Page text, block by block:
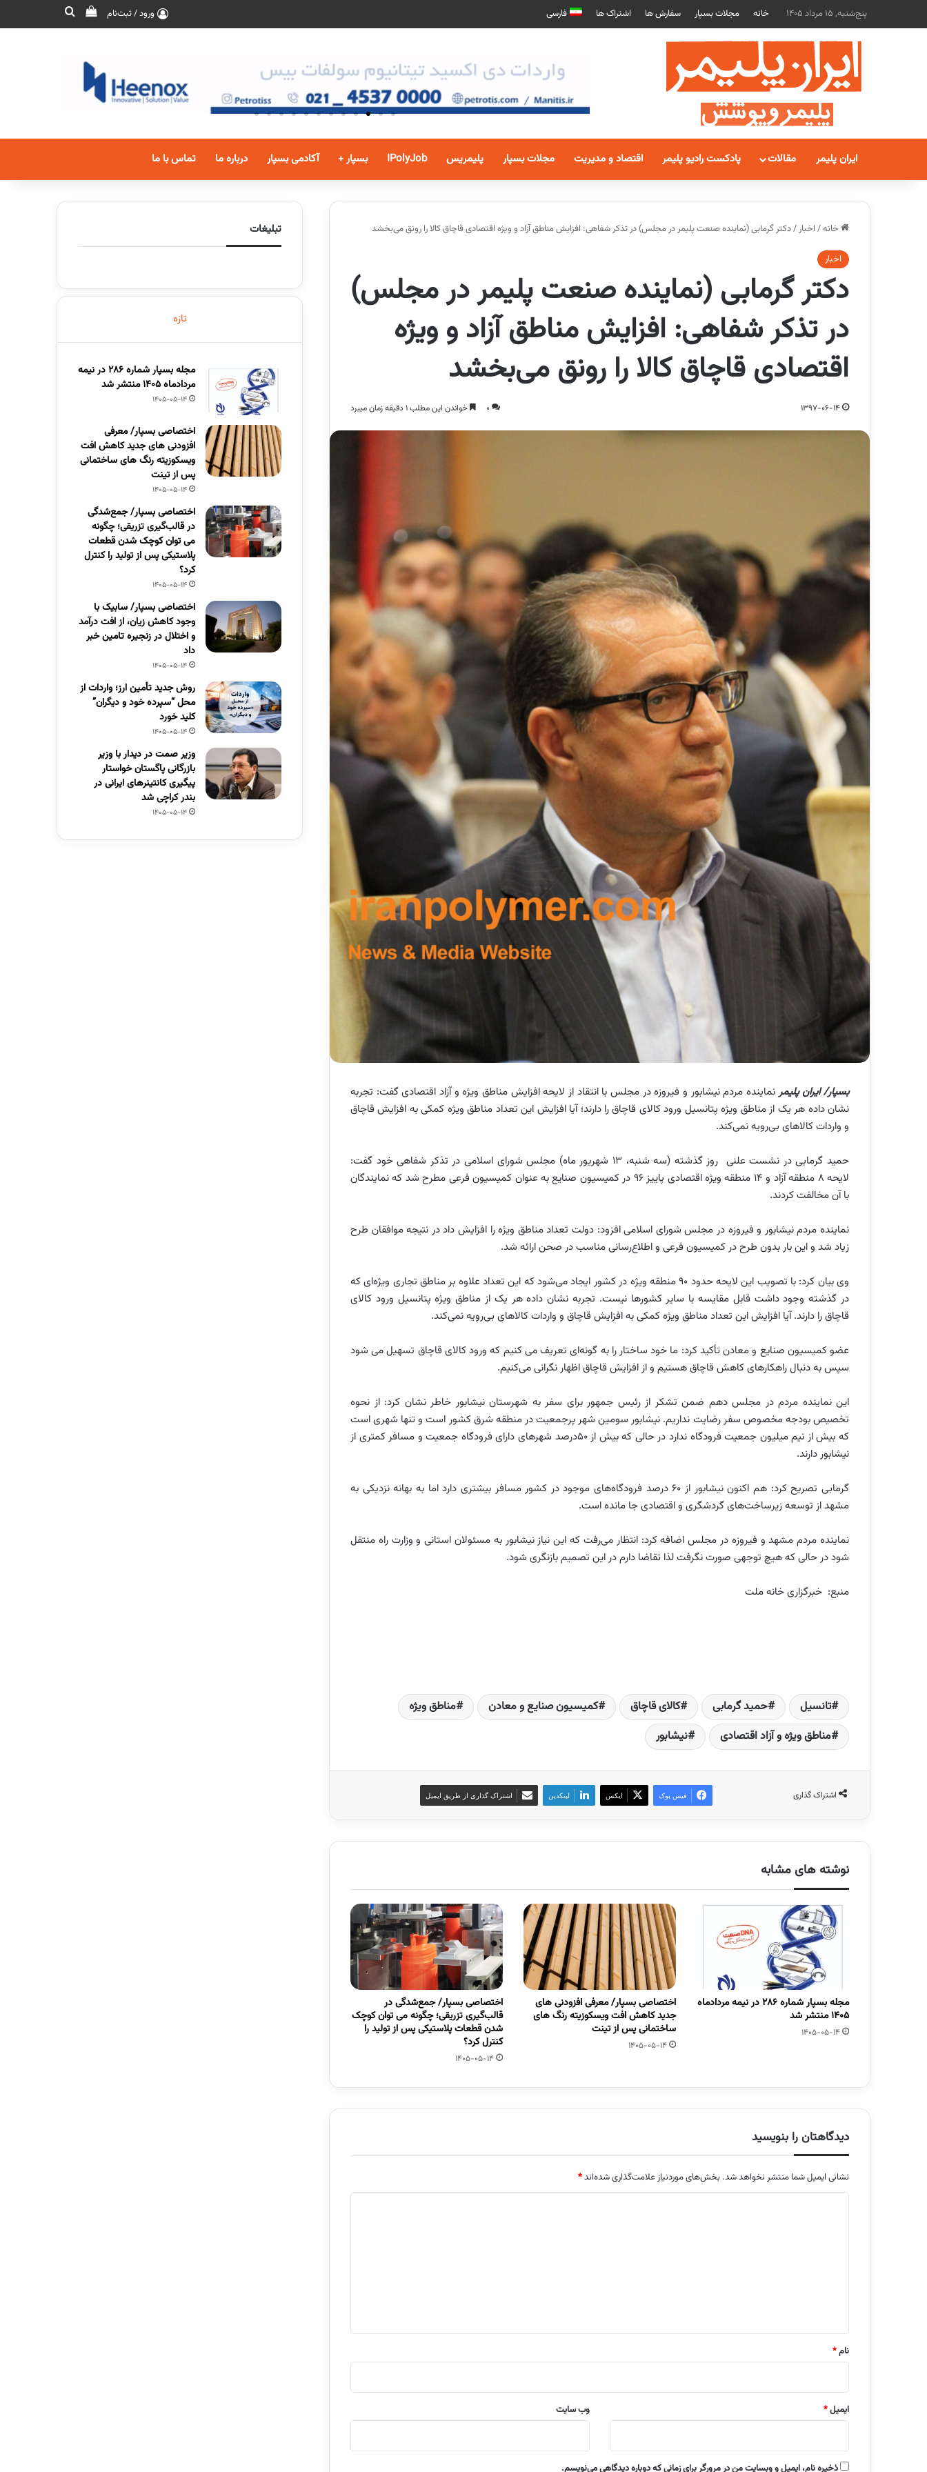
پنج‌شنبه, 15 مرداد 1405 خانه مجلات بسپار سفارش ها اشتراک ها فارسی ورود / ثبت‌نام
ایران پلیمر مقالات پادکست رادیو پلیمر اقتصاد و مدیریت مجلات بسپار پلیمریس IPolyJob بسپار + آکادمی بسپار درباره ما تماس با ما
خانه/ اخبار/دکتر گرمابی (نماینده صنعت پلیمر در مجلس) در تذکر شفاهی: افزایش مناطق آزاد و ویژه اقتصادی قاچاق کالا را رونق می‌بخشد
اخبار
دکتر گرمابی (نماینده صنعت پلیمر در مجلس)
در تذکر شفاهی: افزایش مناطق آزاد و ویژه
اقتصادی قاچاق کالا را رونق می‌بخشد
1397-06-14
0 خواندن این مطلب 1 دقیقه زمان میبرد
بسپار/ ایران پلیمرنماینده مردم نیشابور و فیروزه در مجلس با انتقاد از لایحه افزایش مناطق ویژه و آزاد اقتصادی گفت: تجربه
نشان داده هر یک از مناطق ویژه پتانسیل ورود کالای قاچاق را دارند؛ آیا افزایش این تعداد مناطق ویژه کمکی به افزایش قاچاق
و واردات کالاهای بی‌رویه نمی‌کند.
حمید گرمابی در نشست علنی روز گذشته (سه شنبه، 13 شهریور ماه) مجلس شورای اسلامی در تذکر شفاهی خود گفت:
لایحه 8 منطقه آزاد و 14 منطقه ویژه اقتصادی پاییز 96 در کمیسیون صنایع به عنوان کمیسیون فرعی مطرح شد که نمایندگان
با آن مخالفت کردند.
نماینده مردم نیشابور و فیروزه در مجلس شورای اسلامی افزود: دولت تعداد مناطق ویژه را افزایش داد در نتیجه موافقان طرح
زیاد شد و این بار بدون طرح در کمیسیون فرعی و اطلاع‌رسانی مناسب در صحن ارائه شد.
وی بیان کرد: با تصویب این لایحه حدود 90 منطقه ویژه در کشور ایجاد می‌شود که این تعداد علاوه بر مناطق تجاری ویژه‌ای که
در گذشته وجود داشت قابل مقایسه با سایر کشورها نیست. تجربه نشان داده هر یک از مناطق ویژه پتانسیل ورود کالای
قاچاق را دارند. آیا افزایش این تعداد مناطق ویژه کمکی به افزایش قاچاق و واردات کالاهای بی‌رویه نمی‌کند.
عضو کمیسیون صنایع و معادن تأکید کرد: ما خود ساختار را به گونه‌ای تعریف می کنیم که ورود کالای قاچاق تسهیل می شود
سپس به دنبال راهکارهای کاهش قاچاق هستیم و از افزایش قاچاق اظهار نگرانی می‌کنیم.
این نماینده مردم در مجلس دهم ضمن تشکر از رئیس جمهور برای سفر به شهرستان نیشابور خاطر نشان کرد: از نحوه
تخصیص بودجه مخصوص سفر رضایت نداریم. نیشابور سومین شهر پرجمعیت در منطقه شرق کشور است و تنها شهری است
که بیش از نیم میلیون جمعیت فرودگاه ندارد در حالی که بیش از 50درصد شهرهای دارای فرودگاه جمعیت و مسافر کمتری از
نیشابور دارند.
گرمابی تصریح کرد: هم اکنون نیشابور از 60 درصد فرودگاه‌های موجود در کشور مسافر بیشتری دارد اما به بهانه نزدیکی به
مشهد از توسعه زیرساخت‌های گردشگری و اقتصادی جا مانده است.
نماینده مردم مشهد و فیروزه در مجلس اضافه کرد: انتظار می‌رفت که این نیاز نیشابور به مسئولان استانی و وزارت راه منتقل
شود در حالی که هیچ توجهی صورت نگرفت لذا تقاضا دارم در این تصمیم بازنگری شود.
منبع: خبرگزاری خانه ملت
تانسیل حمید گرمابی کالای قاچاق کمیسیون صنایع و معادن
مناطق ویژه
مناطق ویژه و آزاد اقتصادی
نیشابور
اشتراک گذاری فیس بوک ایکس لینکدین اشتراک گذاری از طریق ایمیل
نوشته های مشابه
مجله بسپار شماره 286 در نیمه مردادماه
1405 منتشر شد
1405-05-14
اختصاصی بسپار/ معرفی افزودنی های
جدید کاهش افت ویسکوزیته رنگ های
ساختمانی پس از تینت
1405-05-14
اختصاصی بسپار/ جمع‌شدگی در
قالب‌گیری تزریقی؛ چگونه می توان کوچک
شدن قطعات پلاستیکی پس از تولید را
کنترل کرد؟
1405-05-14
دیدگاهتان را بنویسید
نشانی ایمیل شما منتشر نخواهد شد. بخش‌های موردنیاز علامت‌گذاری شده‌اند*
نام*
ایمیل* وب‌ سایت
ذخیره نام، ایمیل و وبسایت من در مرورگر برای زمانی که دوباره دیدگاهی می‌نویسم.
تبلیغات
تازه
مجله بسپار شماره 286 در نیمه
مردادماه 1405 منتشر شد
1405-05-14
اختصاصی بسپار/ معرفی
افزودنی های جدید کاهش افت
ویسکوزیته رنگ های ساختمانی
پس از تینت
1405-05-14
اختصاصی بسپار/ جمع‌شدگی
در قالب‌گیری تزریقی؛ چگونه
می توان کوچک شدن قطعات
پلاستیکی پس از تولید را کنترل
کرد؟
1405-05-14
اختصاصی بسپار/ سابیک با
وجود کاهش زیان، از افت درآمد
و اختلال در زنجیره تامین خبر
داد
1405-05-14
روش جدید تأمین ارز؛ واردات از
محل “سپرده خود و دیگران”
کلید خورد
1405-05-14
وزیر صمت در دیدار با وزیر
بازرگانی پاگستان خواستار
پیگیری کانتینرهای ایرانی در
بندر کراچی شد
1405-05-14